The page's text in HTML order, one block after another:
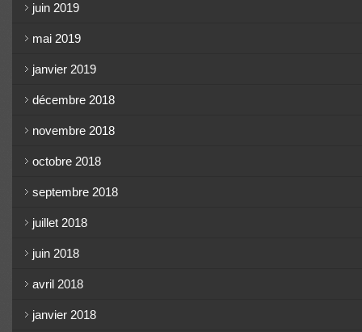
juin 2019
mai 2019
janvier 2019
décembre 2018
novembre 2018
octobre 2018
septembre 2018
juillet 2018
juin 2018
avril 2018
janvier 2018